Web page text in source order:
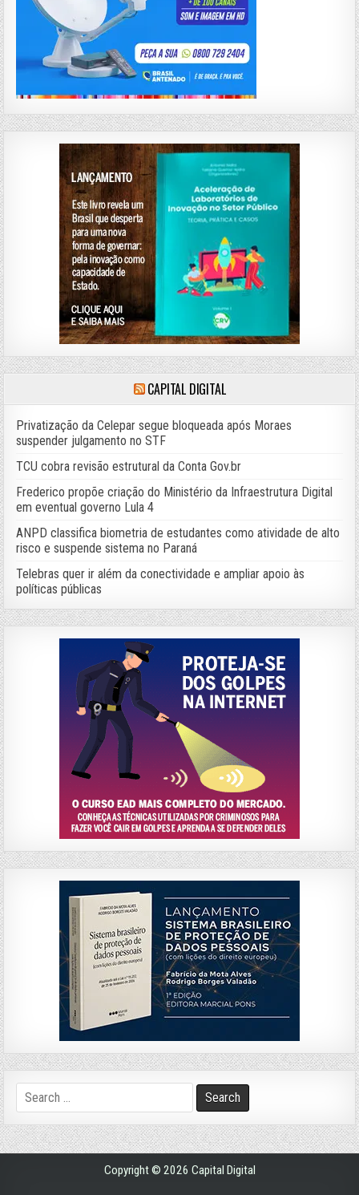
CAPITAL DIGITAL
Privatização da Celepar segue bloqueada após Moraes
suspender julgamento no STF
TCU cobra revisão estrutural da Conta Gov.br
Frederico propõe criação do Ministério da Infraestrutura Digital
em eventual governo Lula 4
ANPD classifica biometria de estudantes como atividade de alto
risco e suspende sistema no Paraná
Telebras quer ir além da conectividade e ampliar apoio às
políticas públicas
Search
for:
Copyright © 2026 Capital Digital